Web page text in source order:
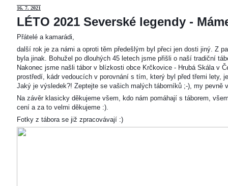
16. 7. 2021
LÉTO 2021 Severské legendy -
Přátelé a kamarádi,
další rok je za námi a oproti těm předešlým byl přeci jen dosti jiný. Z
byla jinak. Bohužel po dlouhých 45 letech jsme přišli o naší tradiční
Nakonec jsme našli tábor v blízkosti obce Krčkovice - Hrubá Skála v
prostředí, kádr vedoucích v porovnání s tím, který byl před třemi lety,
Jaký je výsledek?! Zeptejte se vašich malých táborníků ;-), my pevně
Na závěr klasicky děkujeme všem, kdo nám pomáhají s táborem,
cení a za to velmi děkujeme :).
Fotky z tábora se již zpracovávají :)